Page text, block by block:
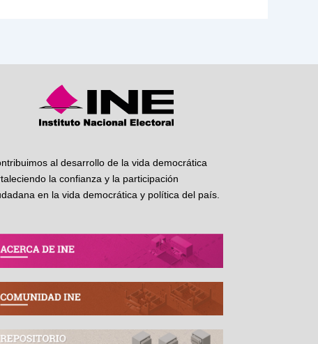
al desarrollo de la vida democrática
la confianza y la participación
en la vida democrática y política del país.